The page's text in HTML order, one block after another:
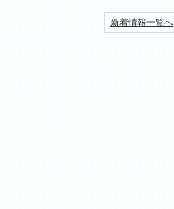
新着情報一覧へ